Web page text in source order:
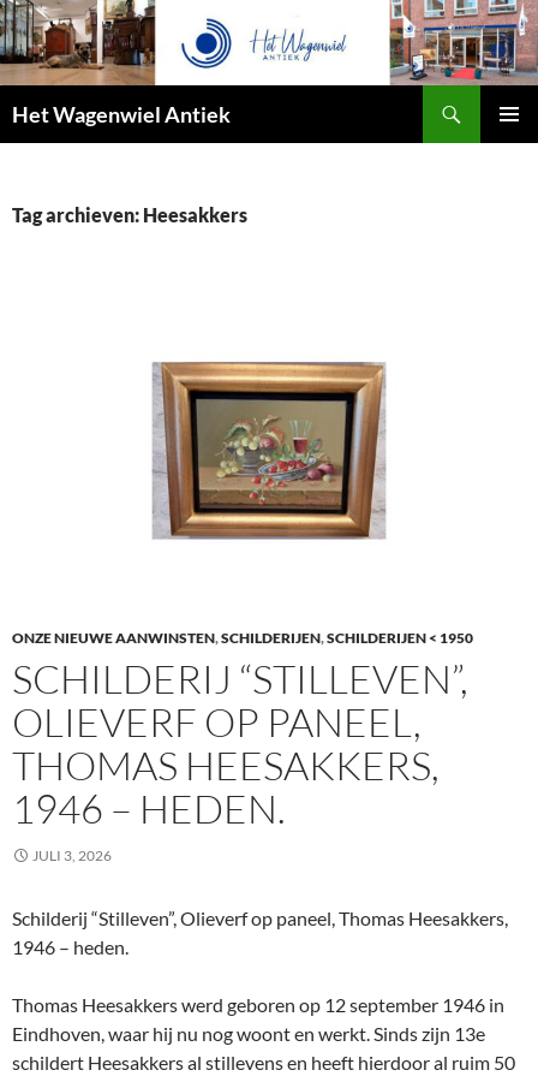
Het Wagenwiel Antiek
Tag archieven: Heesakkers
ONZE NIEUWE AANWINSTEN,SCHILDERIJEN,SCHILDERIJEN < 1950
SCHILDERIJ “STILLEVEN”,
OLIEVERF OP PANEEL,
THOMAS HEESAKKERS,
1946 – HEDEN.
JULI 3, 2026
Schilderij “Stilleven”, Olieverf op paneel, Thomas Heesakkers,
1946 – heden.
Thomas Heesakkers werd geboren op 12 september 1946 in
Eindhoven, waar hij nu nog woont en werkt. Sinds zijn 13e
schildert Heesakkers al stillevens en heeft hierdoor al ruim 50